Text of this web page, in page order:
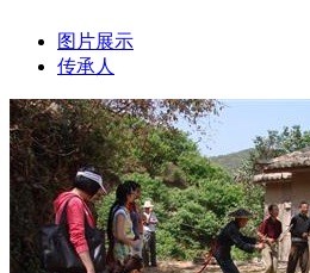
图片展示
传承人